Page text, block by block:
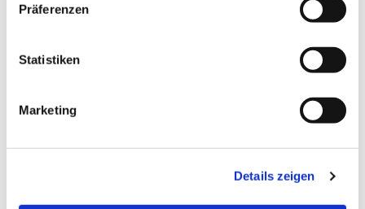
Präferenzen
Statistiken
Marketing
Details zeigen